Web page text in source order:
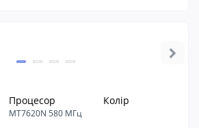
Процесор
MT7620N 580 МГц
Колір